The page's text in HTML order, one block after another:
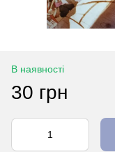
В наявності
30 грн